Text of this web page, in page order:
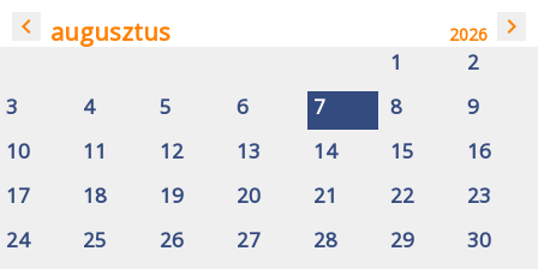
navigate_before augusztus 2026 navigate_next
1
2
3
4 5 6 7 8
9
10
11 12 13 14 15
16
17
18 19 20 21 22
23
24
25 26 27 28 29
30